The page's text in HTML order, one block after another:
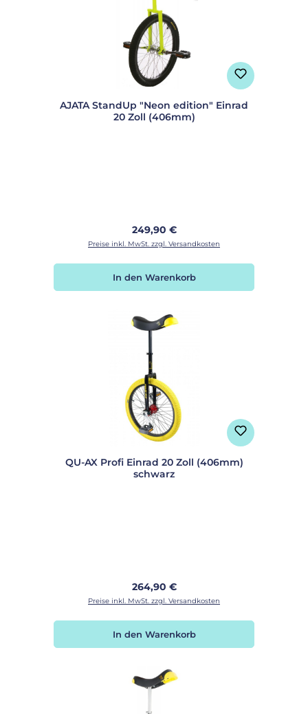
AJATA StandUp "Neon edition" Einrad
20 Zoll (406mm)
Regulärer Preis:
249,90 €
Preise inkl. MwSt. zzgl. Versandkosten
In den Warenkorb
QU-AX Profi Einrad 20 Zoll (406mm)
schwarz
Regulärer Preis:
264,90 €
Preise inkl. MwSt. zzgl. Versandkosten
In den Warenkorb